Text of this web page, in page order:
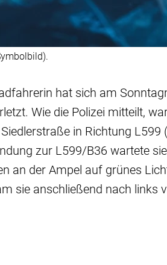
hat sich am
Wie die Polizei mitteilt,
in Richtung L599
zur L599/B36 wartete
an der Ampel auf grünes
sie anschließend nach links